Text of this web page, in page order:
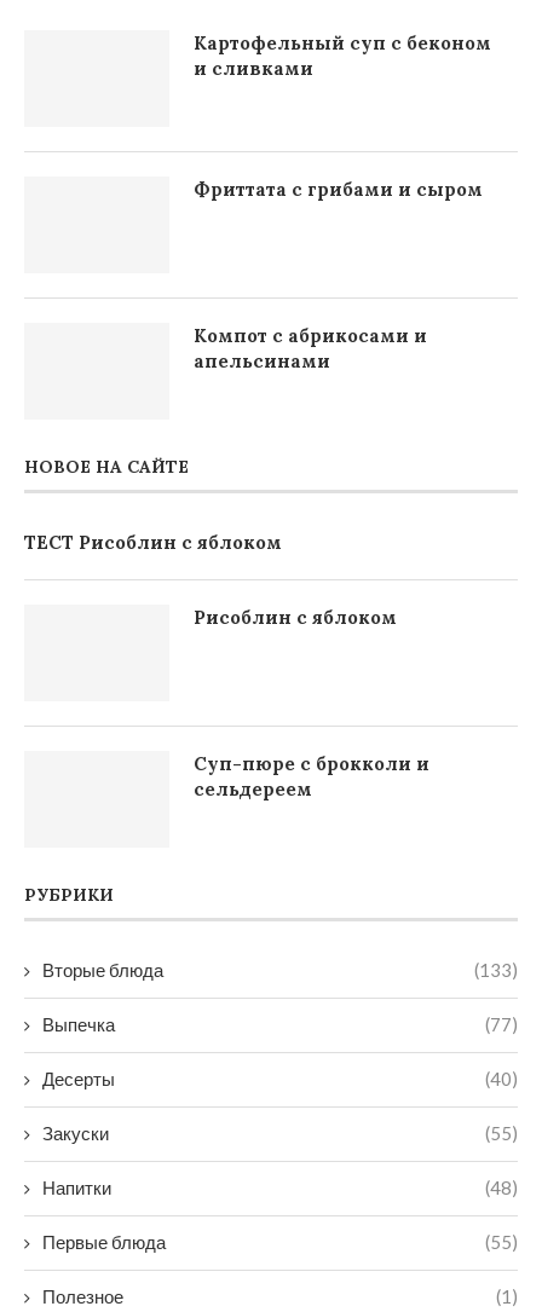
Картофельный суп с беконом
и сливками
Фриттата с грибами и сыром
Компот с абрикосами и
апельсинами
НОВОЕ НА САЙТЕ
ТЕСТ Рисоблин с яблоком
Рисоблин с яблоком
Суп-пюре с брокколи и
сельдереем
РУБРИКИ
Вторые блюда (133)
Выпечка (77)
Десерты (40)
Закуски (55)
Напитки (48)
Первые блюда (55)
Полезное (1)